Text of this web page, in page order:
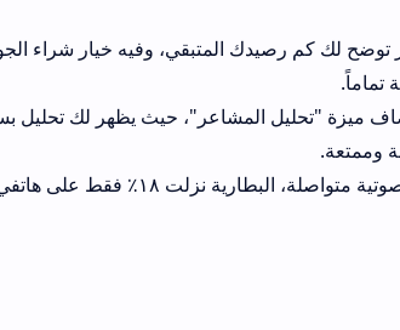
وفيه خيار شراء الجواهر بأسعار
2026 أضاف ميزة "تحليل المشاعر"، حيث يظهر لك تحليل بسيط
استهلاك البطارية معقول جداً، في ساعة مكالمات صوتية متواصلة، البطارية نزلت ١٨٪ فقط على هاتفي، وهذا ممتاز